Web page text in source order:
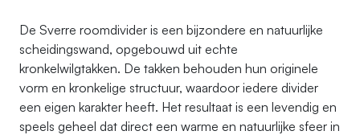
De Sverre roomdivider is een bijzondere en natuurlijke
scheidingswand, opgebouwd uit echte
kronkelwilgtakken. De takken behouden hun originele
vorm en kronkelige structuur, waardoor iedere divider
een eigen karakter heeft. Het resultaat is een levendig en
speels geheel dat direct een warme en natuurlijke sfeer in